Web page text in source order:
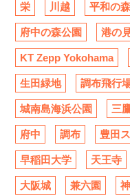
栄 川越 平和の
府中の森公園 港の
KT Zepp Yokohama
生田緑地 調布飛行
城南島海浜公園 三
府中 調布 豊田
早稲田大学 天王寺
大阪城 兼六園